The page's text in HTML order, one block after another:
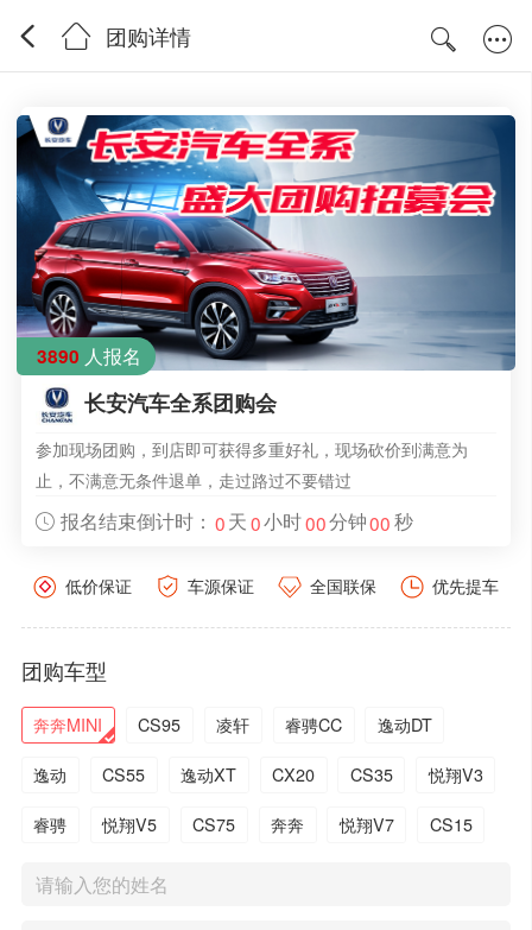
团购详情
3890 人报名
长安汽车全系团购会
参加现场团购，到店即可获得多重好礼，现场砍价到满意为
止，不满意无条件退单，走过路过不要错过
报名结束倒计时： 0天0小时00分钟00秒
低价保证 车源保证 全国联保 优先提车
团购车型
奔奔MINI CS95 凌轩 睿骋CC 逸动DT
逸动 CS55 逸动XT CX20 CS35 悦翔V3
睿骋 悦翔V5 CS75 奔奔 悦翔V7 CS15